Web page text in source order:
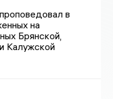
в
на
Брянской,
Калужской